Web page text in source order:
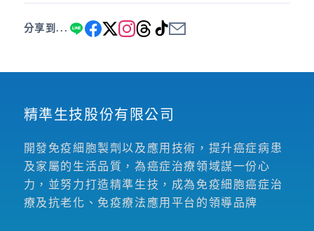
分享到...
精準生技股份有限公司
開發免疫細胞製劑以及應用技術，提升癌症病患
及家屬的生活品質，為癌症治療領域謀一份心
力，並努力打造精準生技，成為免疫細胞癌症治
療及抗老化、免疫療法應用平台的領導品牌